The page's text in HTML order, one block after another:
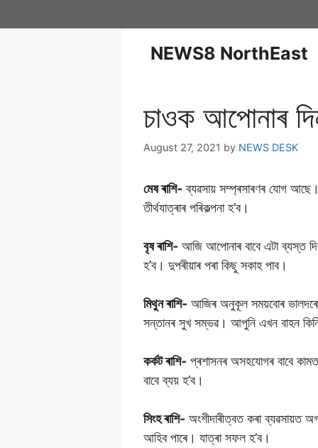
NEWS8 NorthEast
চাওক আপোনাৰ
August 27, 2021 by NEWS DESK
মেষ ৰাশি-ব্যৱসায় সম্প্ৰসাৰণৰ যোগ আছে।
তীৰ্থযাত্ৰাৰ পৰিকল্পনা হ’ব।
বৃষ ৰাশি- আজি আপোনাৰ বাবে এটা ব্যস্ত
হ’ব। দুপৰীয়াৰ পৰা কিছু সকাহ পাব।
মিথুন ৰাশি- আজিৰ অনুকূল সময়বোৰ
সন্তানৰ সুখ সম্ভৱ। আপুনি এখন বাহন
কৰ্কট ৰাশি- প্ৰশাসনৰ অসহযোগৰ বাবে
বাবে ব্যয় হ’ব।
সিংহ ৰাশি- অংশীদাৰীত্বত কৰা ব্যৱসায়ত
আহিব পাৰে। যাত্ৰা সফল হ’ব।